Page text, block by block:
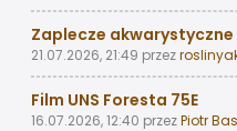
Zaplecze
21.07.2026, 21:49 przez
Film UNS Foresta 75E
16.07.2026, 12:40 przezPiotr